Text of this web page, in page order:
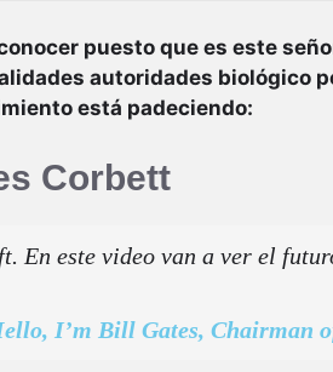
puesto que es este
autoridades biológico
está padeciendo:
Corbett
En este video van a ver el
I’m Bill Gates, Chairman